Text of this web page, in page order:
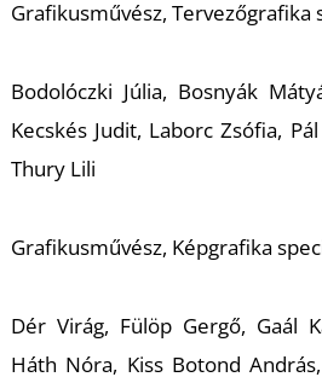
Grafikusművész, Tervezőgrafika
Bodolóczki Júlia, Bosnyák
Kecskés Judit, Laborc Zsófia,
Thury Lili
Grafikusművész, Képgrafika
Dér Virág, Fülöp Gergő, Gaál
Háth Nóra, Kiss Botond